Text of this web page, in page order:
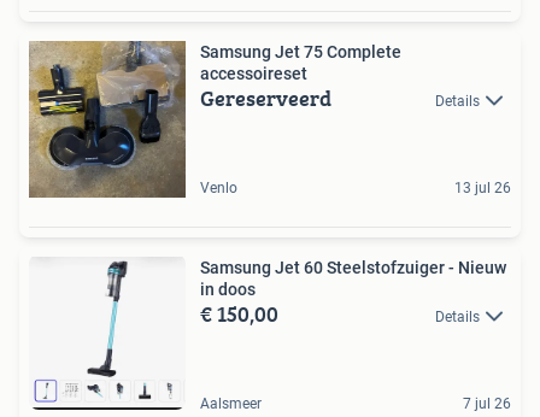
Samsung Jet 75 Complete
accessoireset
Gereserveerd Details
Venlo 13 jul 26
Samsung Jet 60 Steelstofzuiger - Nieuw
in doos
€ 150,00 Details
Aalsmeer 7 jul 26